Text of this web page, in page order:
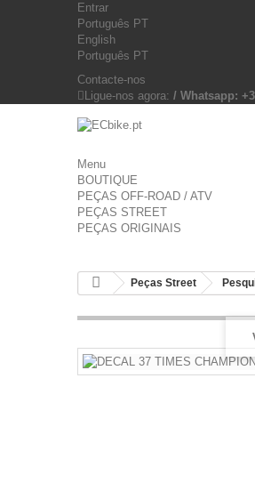
Entrar
Português PT
English
Português PT
Contacte-nos
Ligue-nos agora: / Whatsapp:
Menu
BOUTIQUE
PEÇAS OFF-ROAD / ATV
PEÇAS STREET
PEÇAS ORIGINAIS
Peças Street